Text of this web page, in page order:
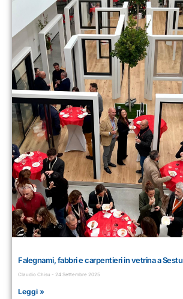
Falegnami, fabbri e carpentieri in vetrina a Sestu
Claudio Chisu 24 Settembre 2025
Leggi »